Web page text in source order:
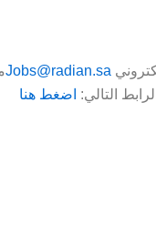
Jobs@radian.sa
التالي: اضغط هنا